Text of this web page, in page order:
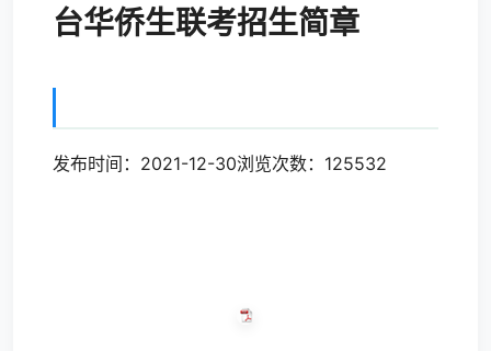
台华侨生联考招生简章
发布时间：2021-12-30浏览次数：125532